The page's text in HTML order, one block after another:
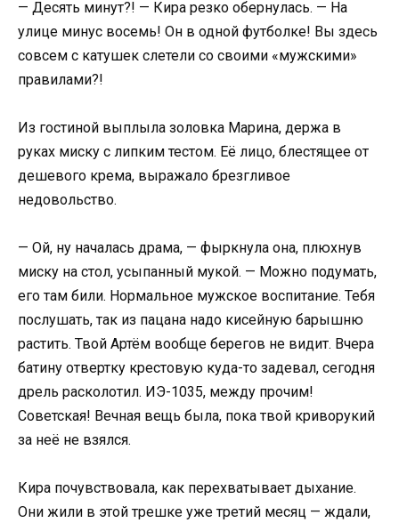
— Десять минут?! — Кира резко обернулась. — На
улице минус восемь! Он в одной футболке! Вы здесь
совсем с катушек слетели со своими «мужскими»
правилами?!
Из гостиной выплыла золовка Марина, держа в
руках миску с липким тестом. Её лицо, блестящее от
дешевого крема, выражало брезгливое
недовольство.
— Ой, ну началась драма, — фыркнула она, плюхнув
миску на стол, усыпанный мукой. — Можно подумать,
его там били. Нормальное мужское воспитание. Тебя
послушать, так из пацана надо кисейную барышню
растить. Твой Артём вообще берегов не видит. Вчера
батину отвертку крестовую куда-то задевал, сегодня
дрель расколотил. ИЭ-1035, между прочим!
Советская! Вечная вещь была, пока твой криворукий
за неё не взялся.
Кира почувствовала, как перехватывает дыхание.
Они жили в этой трешке уже третий месяц — ждали,